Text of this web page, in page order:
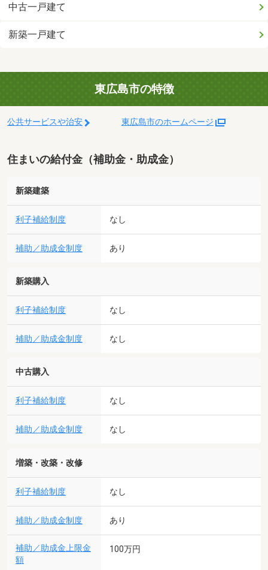
中古一戸建て
新築一戸建て
東広島市の特徴
公共サービスや治安 東広島市のホームページ
住まいの給付金（補助金・助成金）
新築建築
利子補給制度 なし
補助／助成金制度 あり
新築購入
利子補給制度 なし
補助／助成金制度 なし
中古購入
利子補給制度 なし
補助／助成金制度 なし
増築・改築・改修
利子補給制度 なし
補助／助成金制度 あり
補助／助成金上限金
額
100万円